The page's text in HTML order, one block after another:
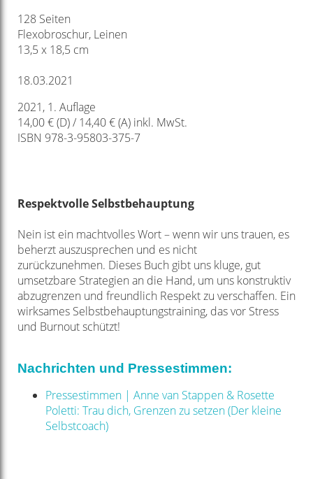
128 Seiten
Flexobroschur, Leinen
13,5 x 18,5 cm
18.03.2021
2021, 1. Auflage
14,00 € (D) / 14,40 € (A) inkl. MwSt.
ISBN 978-3-95803-375-7
RespektvolleSelbstbehauptung
Nein ist ein machtvolles Wort – wenn wir uns trauen, es
beherzt auszusprechen und es nicht
zurückzunehmen. Dieses Buch gibt uns kluge, gut
umsetzbare Strategien an die Hand, um uns konstruktiv
abzugrenzen und freundlich Respekt zu verschaffen. Ein
wirksames Selbstbehauptungstraining, das vor Stress
und Burnout schützt!
Nachrichten und Pressestimmen:
Pressestimmen | Anne van Stappen & Rosette
Poletti: Trau dich, Grenzen zu setzen (Der kleine
Selbstcoach)